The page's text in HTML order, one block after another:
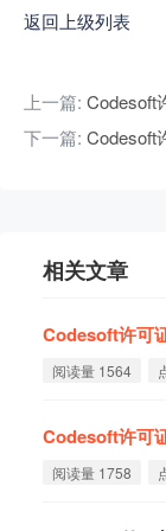
返回上级列表
上一篇: Codesoft
下一篇: Codesoft
相关文章
Codesoft许可
阅读量 1564
Codesoft许可
阅读量 1758